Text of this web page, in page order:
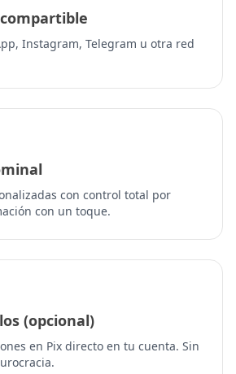
Instagram, Telegram u otra red
con control total por
con un toque.
(opcional)
en Pix directo en tu cuenta. Sin